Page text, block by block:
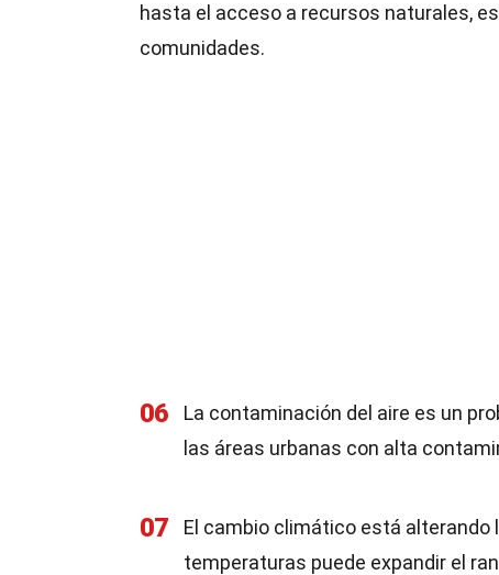
hasta el acceso a recursos naturales,
comunidades.
06
La contaminación del aire es un
las áreas urbanas con alta
07
El cambio climático está alterando
temperaturas puede expandir el